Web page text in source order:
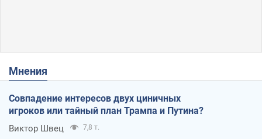
Мнения
Совпадение интересов двух циничных
игроков или тайный план Трампа и Путина?
Виктор Швец 7,8 т.